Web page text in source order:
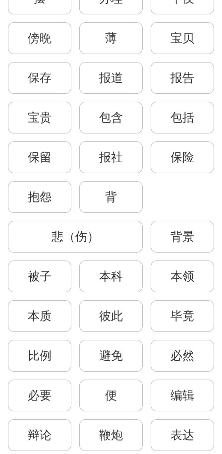
傍晩 薄 宝贝
保存 报道 报告
宝贵 包含 包括
保留 报社 保险
抱怨 背
悲（伤） 背景
被子 本科 本领
本质 彼此 毕竟
比例 避免 必然
必要 便 编辑
辩论 鞭炮 表达